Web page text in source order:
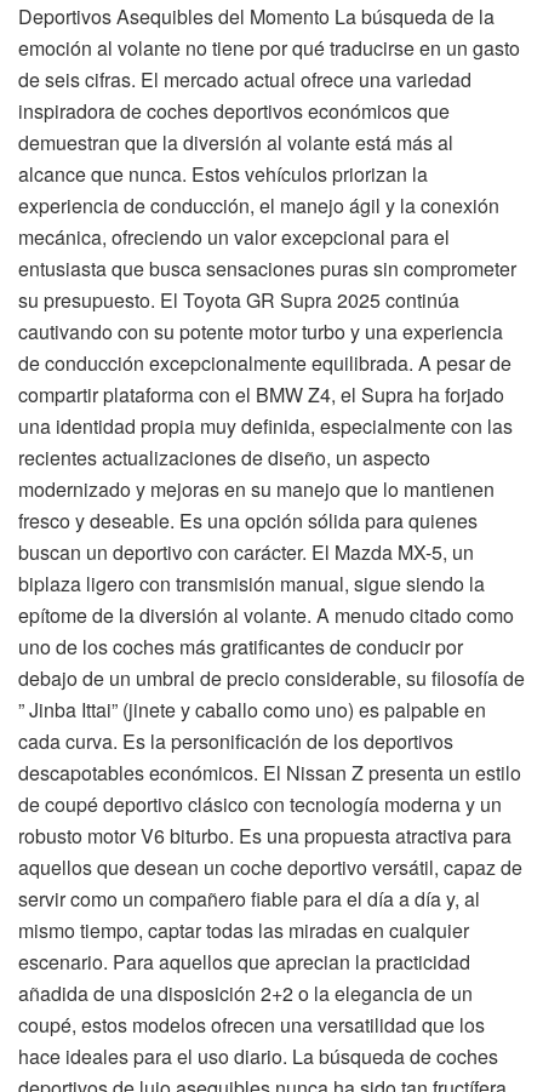
Deportivos Asequibles del Momento La búsqueda de la
emoción al volante no tiene por qué traducirse en un gasto
de seis cifras. El mercado actual ofrece una variedad
inspiradora de coches deportivos económicos que
demuestran que la diversión al volante está más al
alcance que nunca. Estos vehículos priorizan la
experiencia de conducción, el manejo ágil y la conexión
mecánica, ofreciendo un valor excepcional para el
entusiasta que busca sensaciones puras sin comprometer
su presupuesto. El Toyota GR Supra 2025 continúa
cautivando con su potente motor turbo y una experiencia
de conducción excepcionalmente equilibrada. A pesar de
compartir plataforma con el BMW Z4, el Supra ha forjado
una identidad propia muy definida, especialmente con las
recientes actualizaciones de diseño, un aspecto
modernizado y mejoras en su manejo que lo mantienen
fresco y deseable. Es una opción sólida para quienes
buscan un deportivo con carácter. El Mazda MX-5, un
biplaza ligero con transmisión manual, sigue siendo la
epítome de la diversión al volante. A menudo citado como
uno de los coches más gratificantes de conducir por
debajo de un umbral de precio considerable, su filosofía de
” Jinba Ittai” (jinete y caballo como uno) es palpable en
cada curva. Es la personificación de los deportivos
descapotables económicos. El Nissan Z presenta un estilo
de coupé deportivo clásico con tecnología moderna y un
robusto motor V6 biturbo. Es una propuesta atractiva para
aquellos que desean un coche deportivo versátil, capaz de
servir como un compañero fiable para el día a día y, al
mismo tiempo, captar todas las miradas en cualquier
escenario. Para aquellos que aprecian la practicidad
añadida de una disposición 2+2 o la elegancia de un
coupé, estos modelos ofrecen una versatilidad que los
hace ideales para el uso diario. La búsqueda de coches